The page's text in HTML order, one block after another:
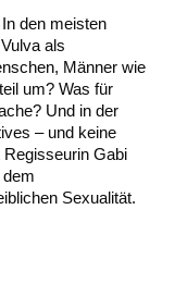
den meisten
als
Männer wie
um? Was für
Und in der
– und keine
Gabi
Sexualität.